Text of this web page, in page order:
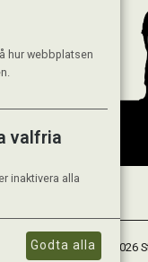
© 2026
hur webbplatsen
valfria
inaktivera alla
Godta alla